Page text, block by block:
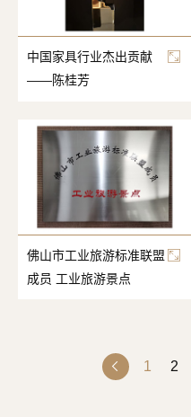
中国家具行业杰出贡献
——陈桂芳
佛山市工业旅游标准联盟
成员 工业旅游景点
1 2